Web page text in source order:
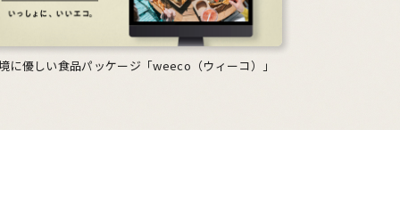
に優しい食品パッケージ「weeco（ウィーコ）」